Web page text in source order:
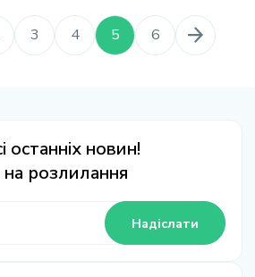
3 4 5 6
останніх новин!
розлилання
Надіслати